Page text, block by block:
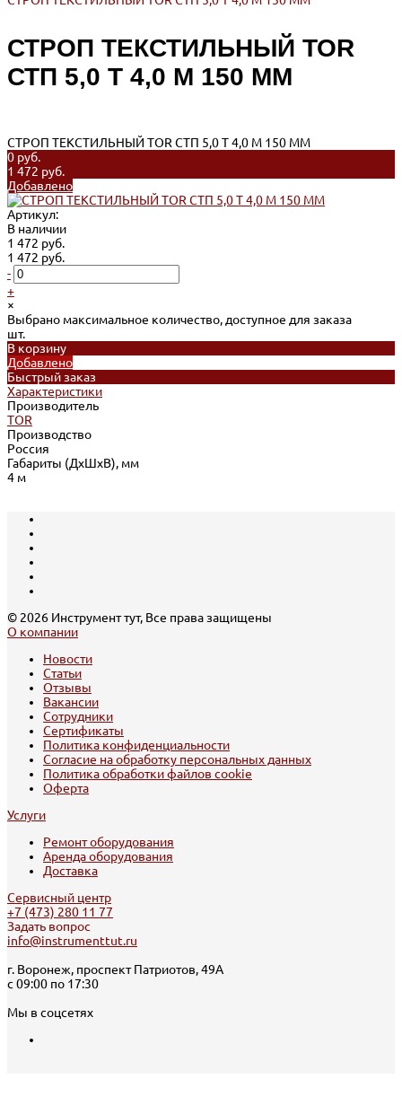
СТРОП ТЕКСТИЛЬНЫЙ TOR
СТП 5,0 Т 4,0 М 150 ММ
СТРОП ТЕКСТИЛЬНЫЙ TOR СТП 5,0 Т 4,0 М 150 ММ
0 руб.
1 472 руб.
Добавлено
Артикул:
В наличии
1 472 руб.
1 472 руб.
-
+
×
Выбрано максимальное количество, доступное для заказа
шт.
В корзину
Добавлено
Быстрый заказ
Характеристики
Производитель
TOR
Производство
Россия
Габариты (ДхШхВ), мм
4 м
© 2026 Инструмент тут, Все права защищены
О компании
Новости
Статьи
Отзывы
Вакансии
Сотрудники
Сертификаты
Политика конфиденциальности
Согласие на обработку персональных данных
Политика обработки файлов cookie
Оферта
Услуги
Ремонт оборудования
Аренда оборудования
Доставка
Сервисный центр
+7 (473) 280 11 77
Задать вопрос
info@instrumenttut.ru
г. Воронеж, проспект Патриотов, 49А
с 09:00 по 17:30
Мы в соцсетях